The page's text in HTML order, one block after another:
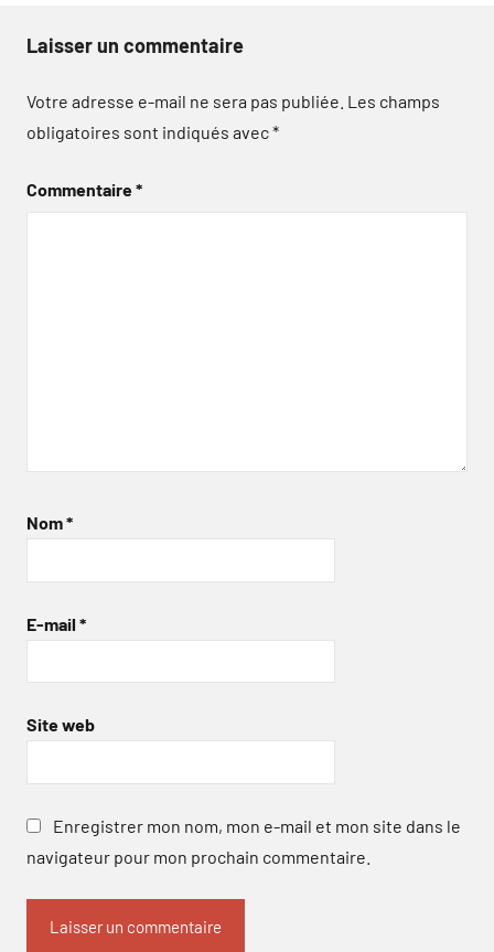
Laisser un commentaire
Votre adresse e-mail ne sera pas publiée. Les champs
obligatoires sont indiqués avec*
Commentaire*
Nom*
E-mail *
Site web
Enregistrer mon nom, mon e-mail et mon site dans le
navigateur pour mon prochain commentaire.